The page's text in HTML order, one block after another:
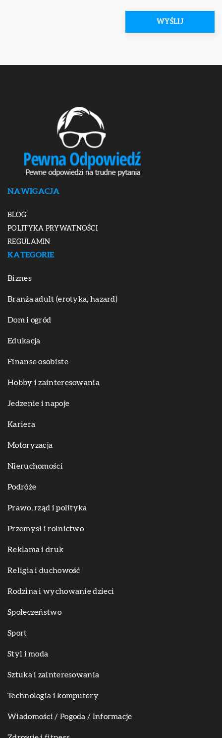
NAWIGACJA
BLOG
POLITYKA PRYWATNOŚCI
REGULAMIN
KATEGORIE
Biznes
Branża adult (erotyka, hazard)
Dom i ogród
Edukacja
Finanse osobiste
Hobby i zainteresowania
Jedzenie i napoje
Kariera
Motoryzacja
Nieruchomości
Podróże
Prawo, rząd i polityka
Przemysł i rolnictwo
Reklama i druk
Religia i duchowość
Rodzina i wychowanie dzieci
Społeczeństwo
Sport
Styl i moda
Sztuka i zainteresowania
Technologia i komputery
Wiadomości / Pogoda / Informacje